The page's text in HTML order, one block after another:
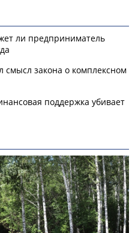
ли предприниматель
смысл закона о комплексном
поддержка убивает